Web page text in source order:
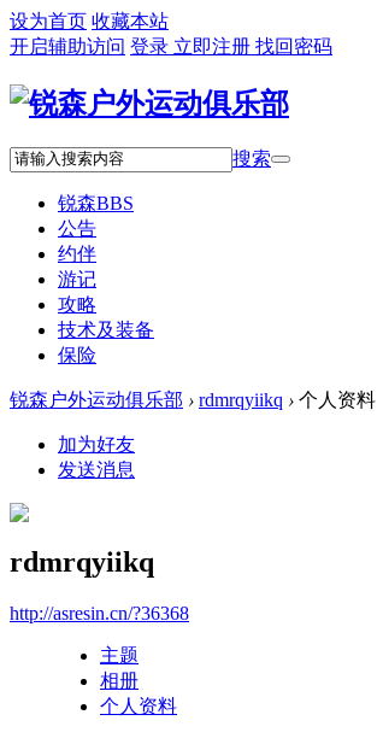
设为首页 收藏本站
开启辅助访问 登录 立即注册 找回密码
搜索
锐森BBS
公告
约伴
游记
攻略
技术及装备
保险
锐森户外运动俱乐部 › rdmrqyiikq › 个人资料
加为好友
发送消息
rdmrqyiikq
http://asresin.cn/?36368
主题
相册
个人资料